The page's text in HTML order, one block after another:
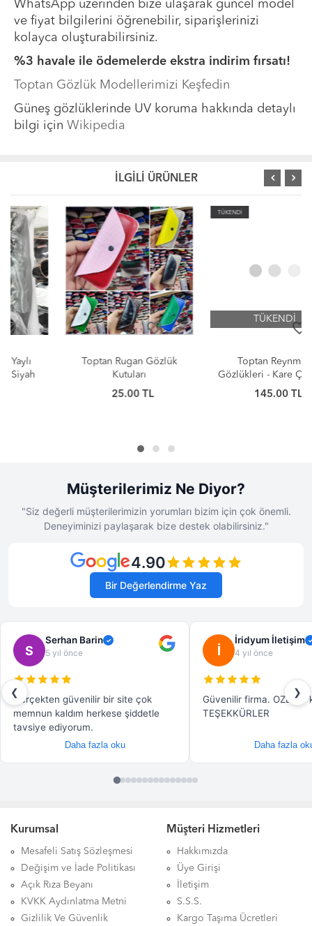
WhatsApp üzerinden bize ulaşarak güncel model
ve fiyat bilgilerini öğrenebilir, siparişlerinizi
kolayca oluşturabilirsiniz.
%3 havale ile ödemelerde ekstra indirim fırsatı!
Toptan Gözlük Modellerimizi Keşfedin
Güneş gözlüklerinde UV koruma hakkında detaylı
bilgi için Wikipedia
İLGİLİ ÜRÜNLER
favorite_border
Toptan Rugan Gözlük
TÜKENDİ
favorite_border
Toptan Reynmen
Gözlükleri - Kare Çerçeve
UV-400 Koruma
145.00 TL
Kurumsal
Mesafeli Satış Sözleşmesi
Değişim ve İade Politikası
Açık Rıza Beyanı
KVKK Aydınlatma Metni
Gizlilik Ve Güvenlik
Müşteri Hizmetleri
Hakkımızda
Üye Girişi
İletişim
S.S.S.
Kargo Taşıma Ücretleri